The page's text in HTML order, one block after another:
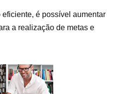
é possível aumentar
a realização de metas e